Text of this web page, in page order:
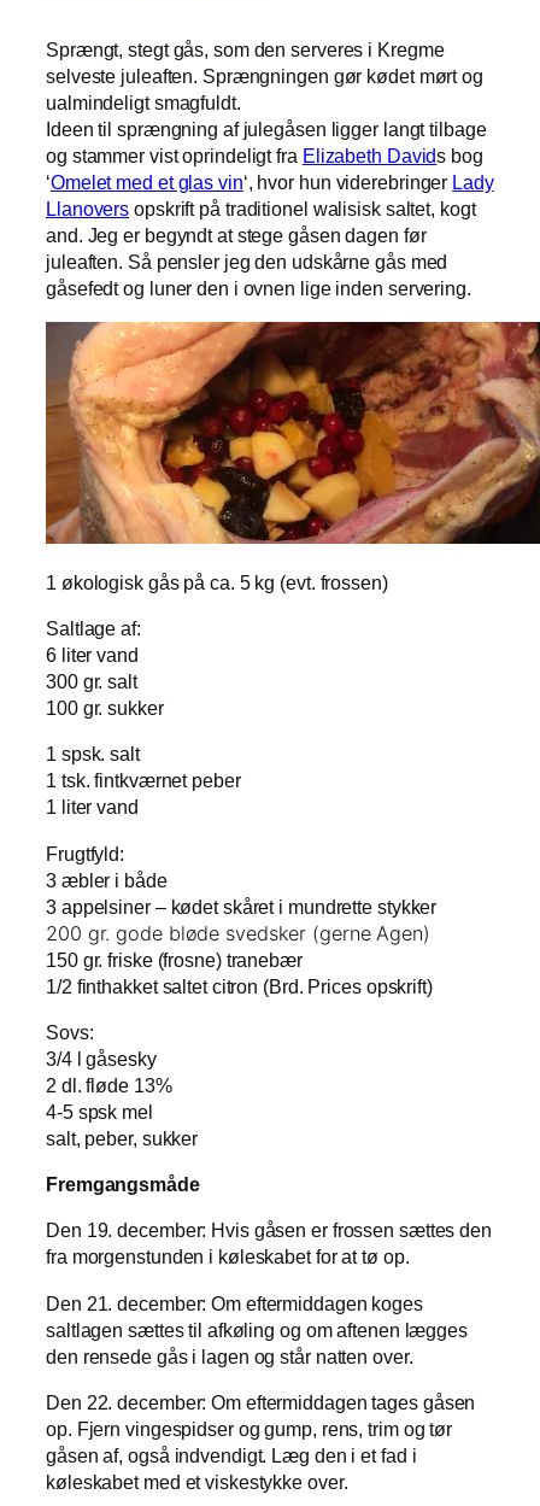
Sprængt, stegt gås, som den serveres i Kregme
selveste juleaften. Sprængningen gør kødet mørt og
ualmindeligt smagfuldt.
Ideen til sprængning af julegåsen ligger langt tilbage
og stammer vist oprindeligt fra Elizabeth Davids bog
‘Omelet med et glas vin‘, hvor hun viderebringer Lady
Llanovers opskrift på traditionel walisisk saltet, kogt
and. Jeg er begyndt at stege gåsen dagen før
juleaften. Så pensler jeg den udskårne gås med
gåsefedt og luner den i ovnen lige inden servering.
1 økologisk gås på ca. 5 kg (evt. frossen)
Saltlage af:
6 liter vand
300 gr. salt
100 gr. sukker
1 spsk. salt
1 tsk. fintkværnet peber
1 liter vand
Frugtfyld:
3 æbler i både
3 appelsiner – kødet skåret i mundrette stykker
200 gr. gode bløde svedsker (gerne Agen)
150 gr. friske (frosne) tranebær
1/2 finthakket saltet citron (Brd. Prices opskrift)
Sovs:
3/4 l gåsesky
2 dl. fløde 13%
4-5 spsk mel
salt, peber, sukker
Fremgangsmåde
Den 19. december: Hvis gåsen er frossen sættes den
fra morgenstunden i køleskabet for at tø op.
Den 21. december: Om eftermiddagen koges
saltlagen sættes til afkøling og om aftenen lægges
den rensede gås i lagen og står natten over.
Den 22. december: Om eftermiddagen tages gåsen
op. Fjern vingespidser og gump, rens, trim og tør
gåsen af, også indvendigt. Læg den i et fad i
køleskabet med et viskestykke over.